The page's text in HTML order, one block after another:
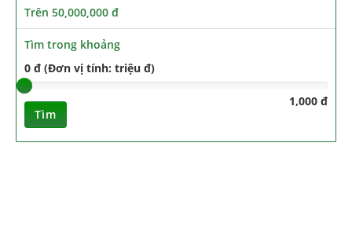
Trên 50,000,000 đ
Tìm trong khoảng
0 đ (Đơn vị tính: triệu đ)
1,000 đ
Tìm